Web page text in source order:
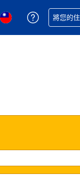
的幣別. 您現在所使
選擇您使用的語言.
取得訂單
將您的